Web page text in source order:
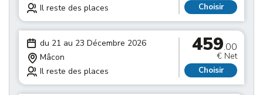
Il reste des places
Choisir
du 21 au 23 Décembre 2026
Mâcon
Il reste des places
459.00
€ Net
Choisir